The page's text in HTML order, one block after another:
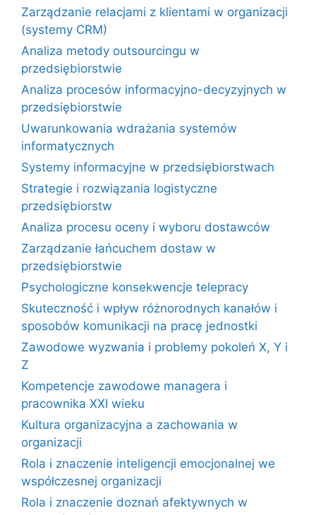
Zarządzanie relacjami z klientami w organizacji
(systemy CRM)
Analiza metody outsourcingu w
przedsiębiorstwie
Analiza procesów informacyjno-decyzyjnych w
przedsiębiorstwie
Uwarunkowania wdrażania systemów
informatycznych
Systemy informacyjne w przedsiębiorstwach
Strategie i rozwiązania logistyczne
przedsiębiorstw
Analiza procesu oceny i wyboru dostawców
Zarządzanie łańcuchem dostaw w
przedsiębiorstwie
Psychologiczne konsekwencje telepracy
Skuteczność i wpływ różnorodnych kanałów i
sposobów komunikacji na pracę jednostki
Zawodowe wyzwania i problemy pokoleń X, Y i
Z
Kompetencje zawodowe managera i
pracownika XXI wieku
Kultura organizacyjna a zachowania w
organizacji
Rola i znaczenie inteligencji emocjonalnej we
współczesnej organizacji
Rola i znaczenie doznań afektywnych w